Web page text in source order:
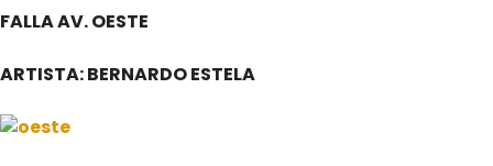
FALLA AV. OESTE
ARTISTA: BERNARDO ESTELA